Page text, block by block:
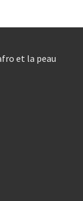
et la peau